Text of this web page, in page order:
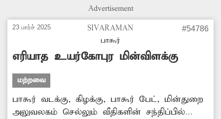
Advertisement
23 மார்ச் 2025
SIVARAMAN
பாகூர்
#54786
எரியாத உயர்கோபுர மின்விளக்கு
மற்றவை
பாகூர் வடக்கு, கிழக்கு, பாகூர் பேட், மின்துறை
அலுவலகம் செல்லும் வீதிகளின் சந்திப்பில்